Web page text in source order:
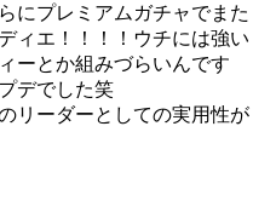
にプレミアムガチャでまた
ィエ！！！！ウチには強い
ーとか組みづらいんです
デでした笑
リーダーとしての実用性が